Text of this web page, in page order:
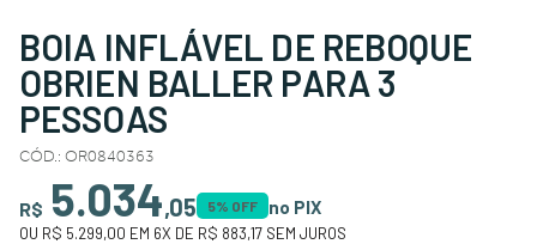
BOIA INFLÁVEL DE REBOQUE
OBRIEN BALLER PARA 3
PESSOAS
CÓD.: OR0840363
R$ 5.034,05 5% OFF no PIX
OU R$ 5.299,00 EM 6X DE R$ 883,17 SEM JUROS